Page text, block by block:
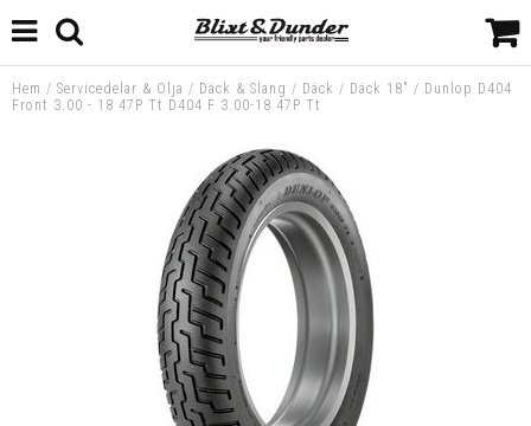
Hem / Servicedelar & Olja / Däck & Slang / Däck / Däck 18" / Dunlop D404
Front 3.00 - 18 47P Tt D404 F 3.00-18 47P Tt